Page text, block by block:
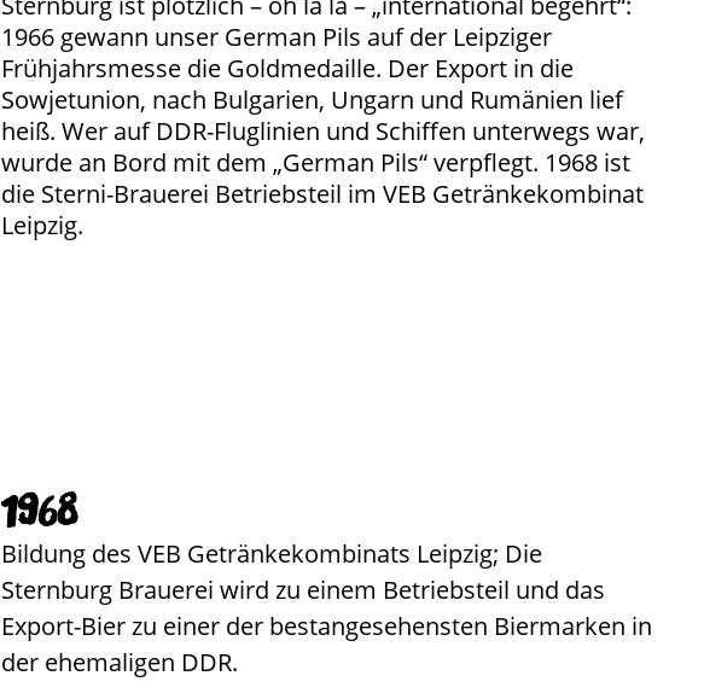
1966 gewann unser German Pils auf der Leipziger
Frühjahrsmesse die Goldmedaille. Der Export in die
Sowjetunion, nach Bulgarien, Ungarn und Rumänien lief
heiß. Wer auf DDR-Fluglinien und Schiffen unterwegs war,
wurde an Bord mit dem „German Pils“ verpflegt. 1968 ist
die Sterni-Brauerei Betriebsteil im VEB Getränkekombinat
Leipzig.
1968
Bildung des VEB Getränkekombinats Leipzig; Die
Sternburg Brauerei wird zu einem Betriebsteil und das
Export-Bier zu einer der bestangesehensten Biermarken in
der ehemaligen DDR.